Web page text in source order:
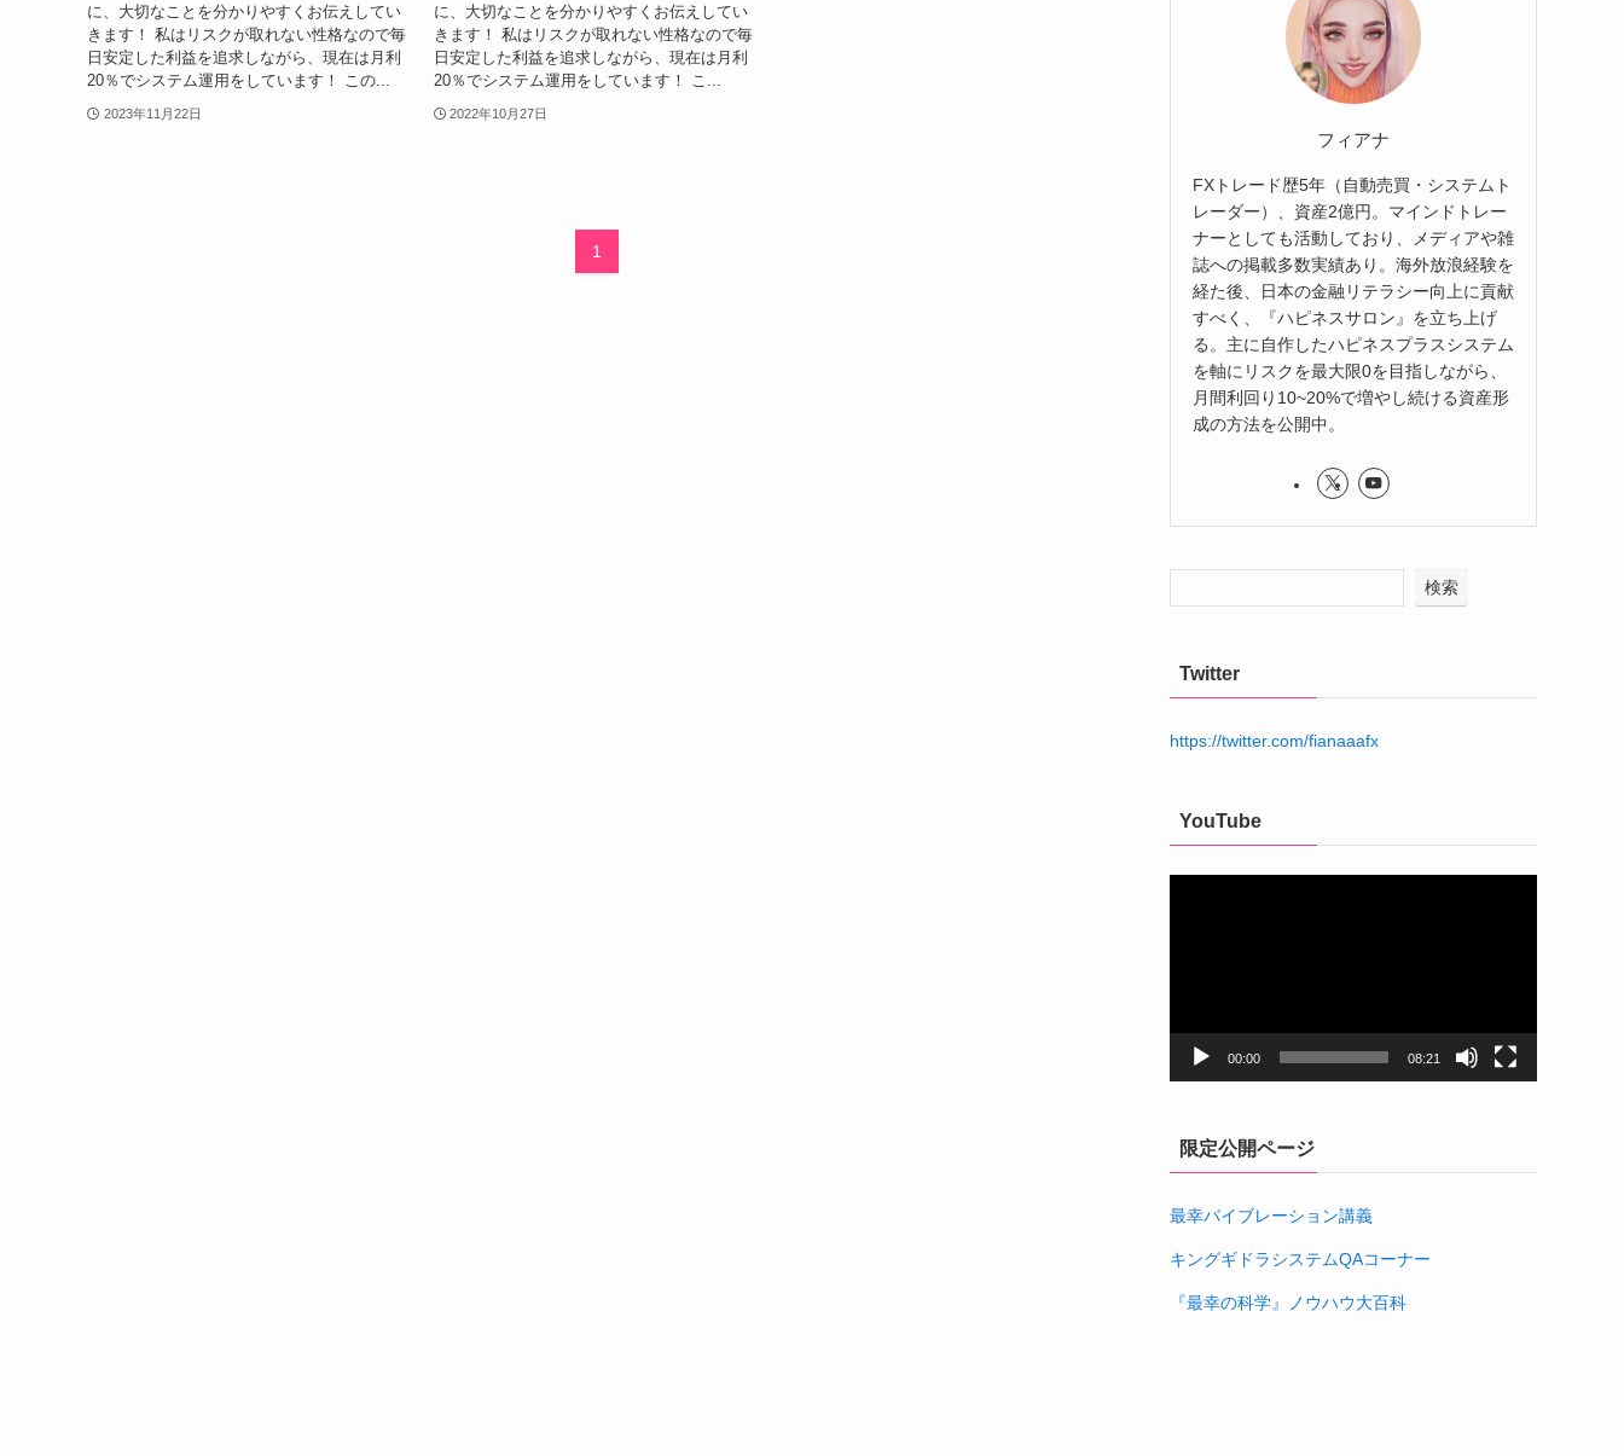
に、大切なことを分かりやすくお伝えしてい
きます！ 私はリスクが取れない性格なので毎
日安定した利益を追求しながら、現在は月利
20％でシステム運用をしています！ この...
2023年11月22日
に、大切なことを分かりやすくお伝えしてい
きます！ 私はリスクが取れない性格なので毎
日安定した利益を追求しながら、現在は月利
20％でシステム運用をしています！ こ...
2022年10月27日
1
フィアナ
FXトレード歴5年（自動売買・システムト
レーダー）、資産2億円。マインドトレー
ナーとしても活動しており、メディアや雑
誌への掲載多数実績あり。海外放浪経験を
経た後、日本の金融リテラシー向上に貢献
すべく、『ハピネスサロン』を立ち上げ
る。主に自作したハピネスプラスシステム
を軸にリスクを最大限0を目指しながら、
月間利回り10~20%で増やし続ける資産形
成の方法を公開中。
検索
Twitter
https://twitter.com/fianaaafx
YouTube
00:00 08:21
限定公開ページ
最幸バイブレーション講義
キングギドラシステムQAコーナー
『最幸の科学』ノウハウ大百科